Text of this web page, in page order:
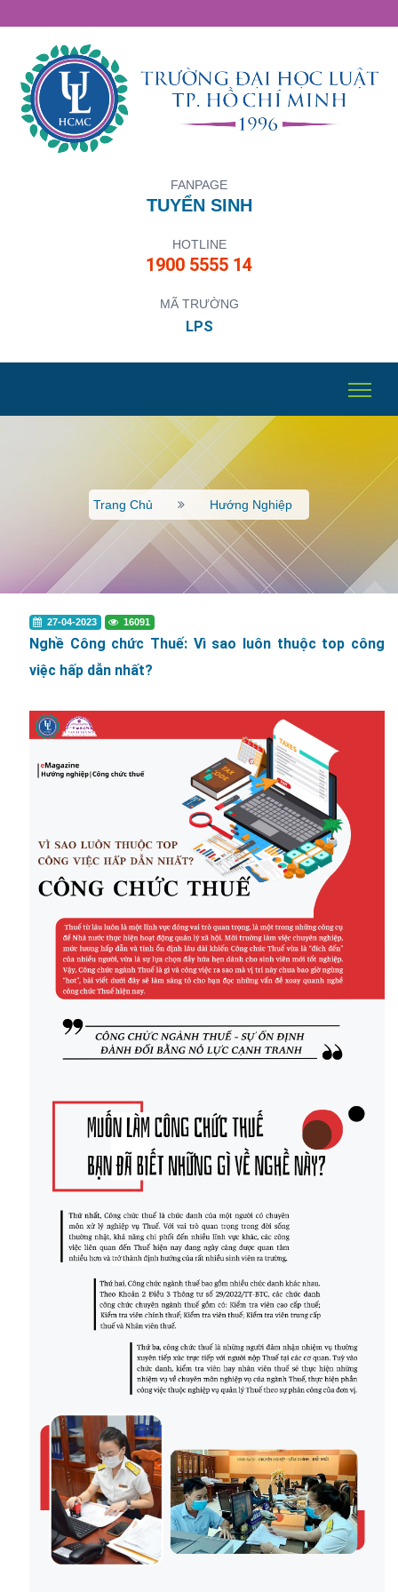
FANPAGE
TUYỂN SINH
HOTLINE
1900 5555 14
MÃ TRƯỜNG
LPS
Trang Chủ Hướng Nghiệp
27-04-2023 16091
Nghề Công chức Thuế: Vì sao luôn thuộc top công
việc hấp dẫn nhất?